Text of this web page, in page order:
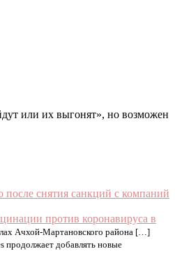
или их выгонят», но возможен
после снятия санкций с компаний
против коронавируса в
Ачхой-Мартановского района […]
продолжает добавлять новые